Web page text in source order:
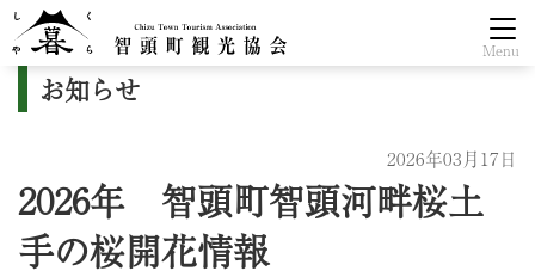
Menu
お知らせ
2026年03月17日
2026年 智頭町智頭河畔桜土
手の桜開花情報